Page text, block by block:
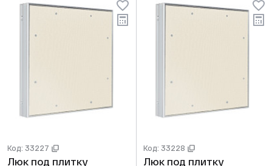
Код: 33227
Люк под плитку
Код: 33228
Люк под плитку